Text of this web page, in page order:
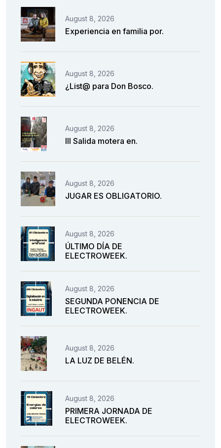
August 8, 2026
Experiencia en familia por.
August 8, 2026
¿List@ para Don Bosco.
August 8, 2026
III Salida motera en.
August 8, 2026
JUGAR ES OBLIGATORIO.
August 8, 2026
ÚLTIMO DÍA DE
ELECTROWEEK.
August 8, 2026
SEGUNDA PONENCIA DE
ELECTROWEEK.
August 8, 2026
LA LUZ DE BELÉN.
August 8, 2026
PRIMERA JORNADA DE
ELECTROWEEK.